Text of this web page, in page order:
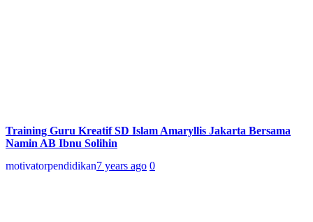
Training Guru Kreatif SD Islam Amaryllis Jakarta Bersama
Namin AB Ibnu Solihin
motivatorpendidikan7 years ago 0